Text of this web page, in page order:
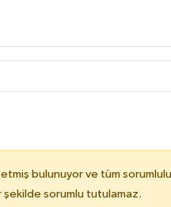
etmiş bulunuyor ve tüm
şekilde sorumlu tutulamaz.